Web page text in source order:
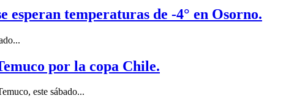
esperan temperaturas de -4° en Osorno.
por la copa Chile.
este sábado...